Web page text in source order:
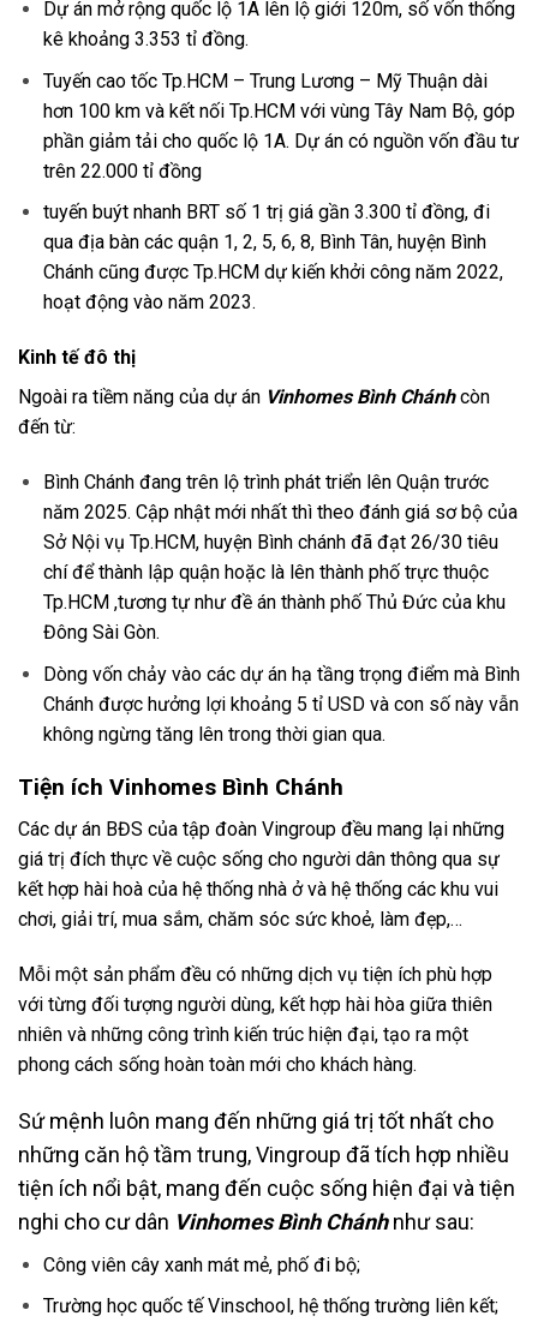
Dự án mở rộng quốc lộ 1A lên lộ giới 120m, số vốn thống
kê khoảng 3.353 tỉ đồng.
Tuyến cao tốc Tp.HCM – Trung Lương – Mỹ Thuận dài
hơn 100 km và kết nối Tp.HCM với vùng Tây Nam Bộ, góp
phần giảm tải cho quốc lộ 1A. Dự án có nguồn vốn đầu tư
trên 22.000 tỉ đồng
tuyến buýt nhanh BRT số 1 trị giá gần 3.300 tỉ đồng, đi
qua địa bàn các quận 1, 2, 5, 6, 8, Bình Tân, huyện Bình
Chánh cũng được Tp.HCM dự kiến khởi công năm 2022,
hoạt động vào năm 2023.
Kinh tế đô thị
Ngoài ra tiềm năng của dự án Vinhomes Bình Chánhcòn
đến từ:
Bình Chánh đang trên lộ trình phát triển lên Quận trước
năm 2025. Cập nhật mới nhất thì theo đánh giá sơ bộ của
Sở Nội vụ Tp.HCM, huyện Bình chánh đã đạt 26/30 tiêu
chí để thành lập quận hoặc là lên thành phố trực thuộc
Tp.HCM ,tương tự như đề án thành phố Thủ Đức của khu
Đông Sài Gòn.
Dòng vốn chảy vào các dự án hạ tầng trọng điểm mà Bình
Chánh được hưởng lợi khoảng 5 tỉ USD và con số này vẫn
không ngừng tăng lên trong thời gian qua.
Tiện ích Vinhomes Bình Chánh
Các dự án BĐS của tập đoàn Vingroup đều mang lại những
giá trị đích thực về cuộc sống cho người dân thông qua sự
kết hợp hài hoà của hệ thống nhà ở và hệ thống các khu vui
chơi, giải trí, mua sắm, chăm sóc sức khoẻ, làm đẹp,…
Mỗi một sản phẩm đều có những dịch vụ tiện ích phù hợp
với từng đối tượng người dùng, kết hợp hài hòa giữa thiên
nhiên và những công trình kiến trúc hiện đại, tạo ra một
phong cách sống hoàn toàn mới cho khách hàng.
Sứ mệnh luôn mang đến những giá trị tốt nhất cho
những căn hộ tầm trung, Vingroup đã tích hợp nhiều
tiện ích nổi bật, mang đến cuộc sống hiện đại và tiện
nghi cho cư dân Vinhomes Bình Chánhnhư sau:
Công viên cây xanh mát mẻ, phố đi bộ;
Trường học quốc tế Vinschool, hệ thống trường liên kết;